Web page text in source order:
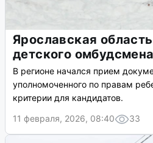
Ярославская
детского омбудсмена
В регионе начался прием
уполномоченного по правам
критерии для кандидатов.
11 февраля, 2026, 08:40
33